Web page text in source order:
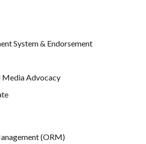
System & Endorsement
Media Advocacy
(ORM)